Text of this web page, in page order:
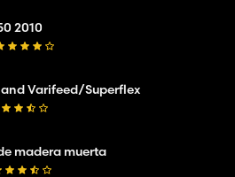
2010
Varifeed/Superflex
madera muerta